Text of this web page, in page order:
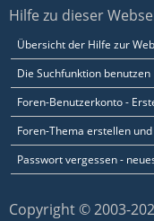
Hilfe zu dieser
Übersicht der Hilfe zur
Die Suchfunktion benutzen
Foren-Benutzerkonto -
Foren-Thema erstellen
Passwort vergessen -
Copyright © 2003-